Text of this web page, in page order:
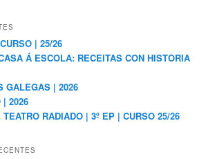
| 25/26
Á ESCOLA: RECEITAS CON HISTORIA
GALEGAS | 2026
| 2026
RADIADO | 3º EP | CURSO 25/26